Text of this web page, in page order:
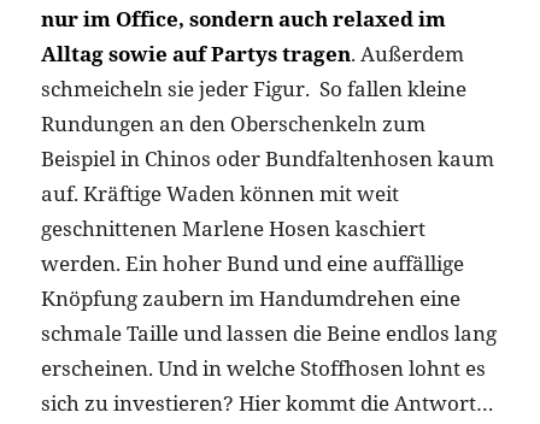
nur im Office, sondern auch relaxed im
Alltag sowie auf Partys tragen. Außerdem
schmeicheln sie jeder Figur. So fallen kleine
Rundungen an den Oberschenkeln zum
Beispiel in Chinos oder Bundfaltenhosen kaum
auf. Kräftige Waden können mit weit
geschnittenen Marlene Hosen kaschiert
werden. Ein hoher Bund und eine auffällige
Knöpfung zaubern im Handumdrehen eine
schmale Taille und lassen die Beine endlos lang
erscheinen. Und in welche Stoffhosen lohnt es
sich zu investieren? Hier kommt die Antwort…